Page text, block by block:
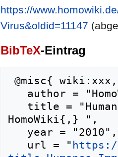
https://
Virus&oldid=11147
BibTeX-Eintrag
HomoWiki{,} ",
   url = "
https://